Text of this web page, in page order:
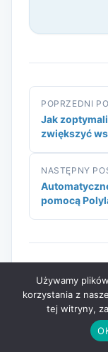
POPRZEDNI
Jak
zwiększyć
NASTĘPNY
pomocą
Używamy
korzystania z
tej witryny,